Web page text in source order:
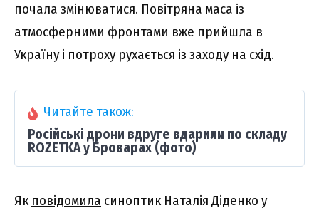
почала змінюватися. Повітряна маса із
атмосферними фронтами вже прийшла в
Україну і потроху рухається із заходу на схід.
Читайте також:
Російські дрони вдруге вдарили по складу
ROZETKA у Броварах (фото)
Як повідомила синоптик Наталія Діденко у